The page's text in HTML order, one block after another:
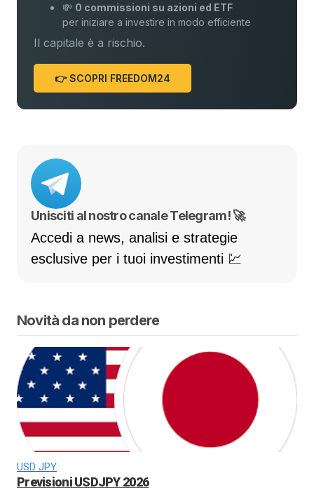
💸 0 commissioni su azioni ed ETF
per iniziare a investire in modo efficiente
Il capitale è a rischio.
👉 SCOPRI FREEDOM24
Unisciti al nostro canale Telegram! 🚀
Accedi a news, analisi e strategie
esclusive per i tuoi investimenti 💹
Novità da non perdere
USD JPY
Previsioni USDJPY 2026